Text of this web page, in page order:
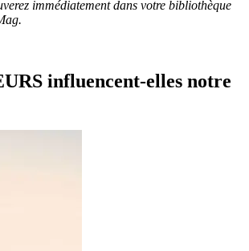
immédiatement dans votre bibliothèque
influencent-elles notre